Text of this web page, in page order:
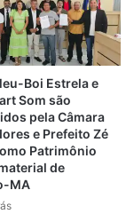
Boi Estrela e
Som são
pela Câmara
e Prefeito Zé
Patrimônio
de
MA